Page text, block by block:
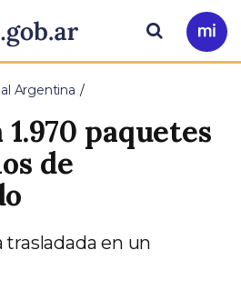
Ir
a
Buscar
Argentina
paquetes
de
trasladada en un